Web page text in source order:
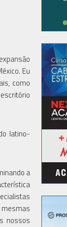
Eu
como
latino-
a
nossos